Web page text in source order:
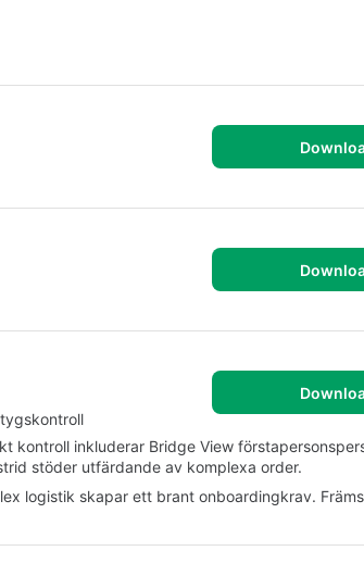
kontroll inkluderar Bridge View
stöder utfärdande av komplexa order.
logistik skapar ett brant onboardingkrav.